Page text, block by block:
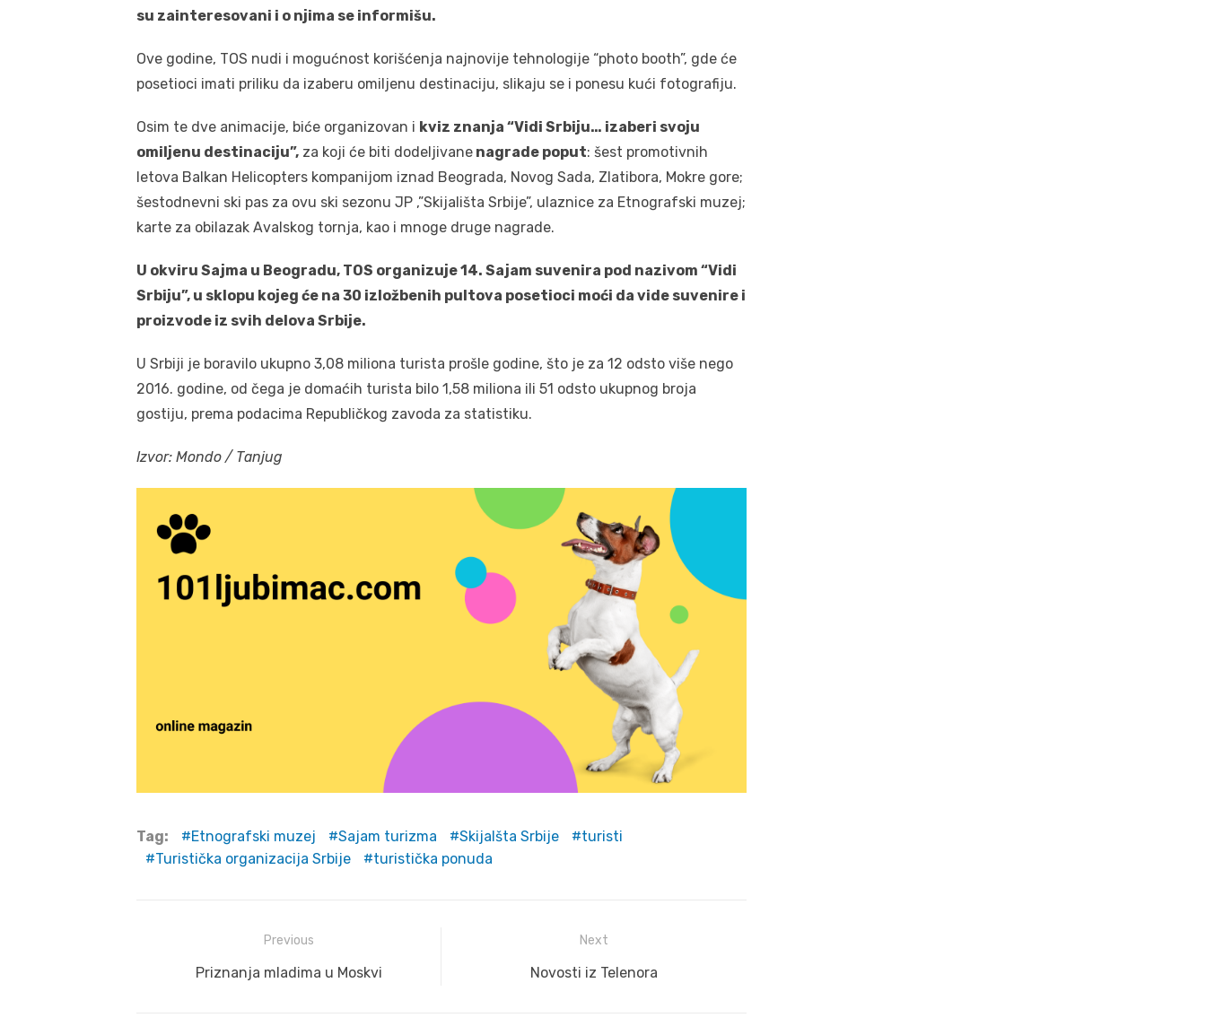
su zainteresovani i o njima se informišu.
Ove godine, TOS nudi i mogućnost korišćenja najnovije tehnologije “photo booth”, gde će
posetioci imati priliku da izaberu omiljenu destinaciju, slikaju se i ponesu kući fotografiju.
Osim te dve animacije, biće organizovan i kviz znanja “Vidi Srbiju… izaberi svoju
omiljenu destinaciju”, za koji će biti dodeljivane nagrade poput: šest promotivnih
letova Balkan Helicopters kompanijom iznad Beograda, Novog Sada, Zlatibora, Mokre gore;
šestodnevni ski pas za ovu ski sezonu JP ,”Skijališta Srbije”, ulaznice za Etnografski muzej;
karte za obilazak Avalskog tornja, kao i mnoge druge nagrade.
U okviru Sajma u Beogradu, TOS organizuje 14. Sajam suvenira pod nazivom “Vidi
Srbiju”, u sklopu kojeg će na 30 izložbenih pultova posetioci moći da vide suvenire i
proizvode iz svih delova Srbije.
U Srbiji je boravilo ukupno 3,08 miliona turista prošle godine, što je za 12 odsto više nego
2016. godine, od čega je domaćih turista bilo 1,58 miliona ili 51 odsto ukupnog broja
gostiju, prema podacima Republičkog zavoda za statistiku.
Izvor: Mondo / Tanjug
Tag: Etnografski muzej Sajam turizma Skijalšta Srbije
turisti
Turistička organizacija Srbije
turistička ponuda
navigation
Previous
Previous
Priznanja mladima u Moskvi
Next
Next
Novosti iz Telenora